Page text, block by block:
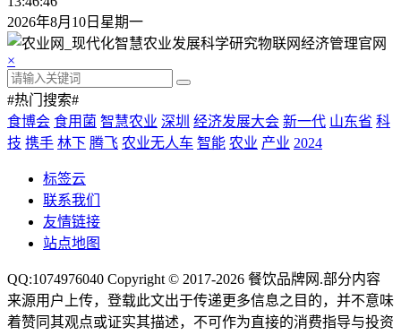
2026年8月10日星期一
×
#热门搜索#
食博会 食用菌 智慧农业 深圳 经济发展大会 新一代 山东省 科
技 携手 林下 腾飞 农业无人车 智能 农业 产业 2024
标签云
联系我们
友情链接
站点地图
QQ:1074976040 Copyright © 2017-2026 餐饮品牌网 .部分内容
来源用户上传，登载此文出于传递更多信息之目的，并不意味
着赞同其观点或证实其描述，不可作为直接的消费指导与投资